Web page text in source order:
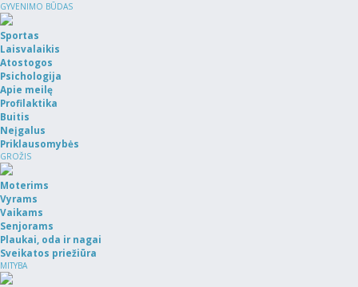
GYVENIMO BŪDAS
Sportas
Laisvalaikis
Atostogos
Psichologija
Apie meilę
Profilaktika
Buitis
Neįgalus
Priklausomybės
GROŽIS
Moterims
Vyrams
Vaikams
Senjorams
Plaukai, oda ir nagai
Sveikatos priežiūra
MITYBA